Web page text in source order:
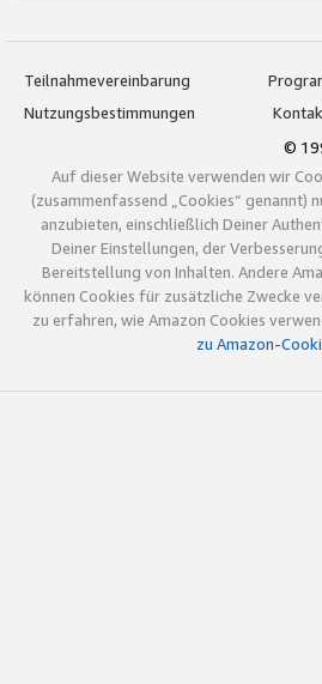
Teilnahmevereinbarung
Nutzungsbestimmungen
©
Auf dieser Website verwenden wir
(zusammenfassend „Cookies“ genannt)
anzubieten, einschließlich Deiner
Deiner Einstellungen, der
Bereitstellung von Inhalten. Andere
können Cookies für zusätzliche Zwecke
zu erfahren, wie Amazon Cookies
zu Amazon-